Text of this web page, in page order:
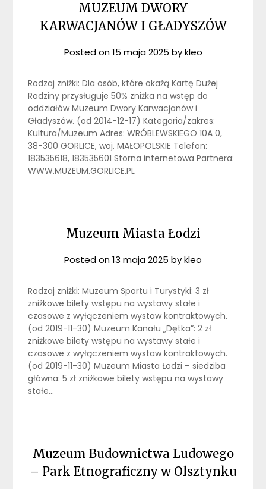
MUZEUM DWORY
KARWACJANÓW I GŁADYSZÓW
Posted on15 maja 2025 bykleo
Rodzaj zniżki: Dla osób, które okażą Kartę Dużej
Rodziny przysługuje 50% zniżka na wstęp do
oddziałów Muzeum Dwory Karwacjanów i
Gładyszów. (od 2014-12-17) Kategoria/zakres:
Kultura/Muzeum Adres: WRÓBLEWSKIEGO 10A 0,
38-300 GORLICE, woj. MAŁOPOLSKIE Telefon:
183535618, 183535601 Storna internetowa Partnera:
WWW.MUZEUM.GORLICE.PL
Muzeum Miasta Łodzi
Posted on13 maja 2025 bykleo
Rodzaj zniżki: Muzeum Sportu i Turystyki: 3 zł
zniżkowe bilety wstępu na wystawy stałe i
czasowe z wyłączeniem wystaw kontraktowych.
(od 2019-11-30) Muzeum Kanału „Dętka”: 2 zł
zniżkowe bilety wstępu na wystawy stałe i
czasowe z wyłączeniem wystaw kontraktowych.
(od 2019-11-30) Muzeum Miasta Łodzi – siedziba
główna: 5 zł zniżkowe bilety wstępu na wystawy
stałe…
Muzeum Budownictwa Ludowego
– Park Etnograficzny w Olsztynku